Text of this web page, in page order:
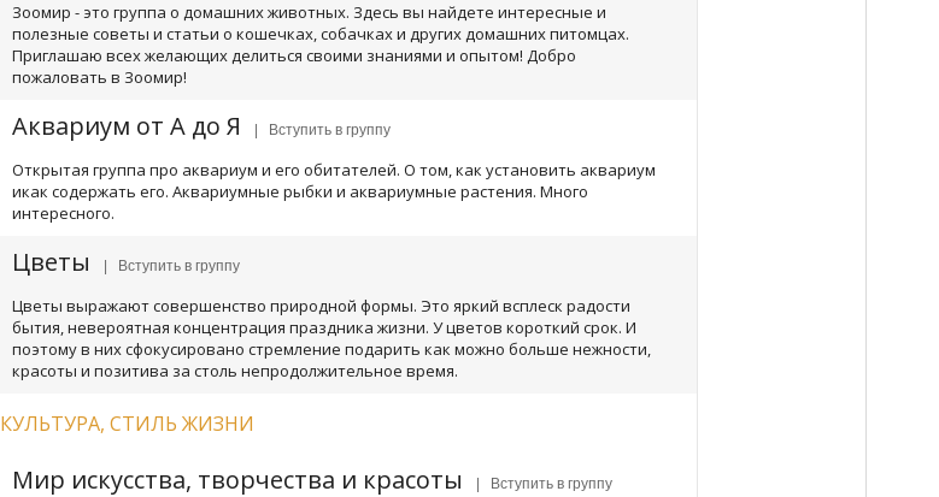
Зоомир - это группа о домашних животных. Здесь вы найдете интересные и
полезные советы и статьи о кошечках, собачках и других домашних питомцах.
Приглашаю всех желающих делиться своими знаниями и опытом! Добро
пожаловать в Зоомир!
Аквариум от А до Я | Вступить в группу
Открытая группа про аквариум и его обитателей. О том, как установить аквариум
икак содержать его. Аквариумные рыбки и аквариумные растения. Много
интересного.
Цветы | Вступить в группу
Цветы выражают совершенство природной формы. Это яркий всплеск радости
бытия, невероятная концентрация праздника жизни. У цветов короткий срок. И
поэтому в них сфокусировано стремление подарить как можно больше нежности,
красоты и позитива за столь непродолжительное время.
КУЛЬТУРА, СТИЛЬ ЖИЗНИ
Мир искусства, творчества и красоты | Вступить в группу